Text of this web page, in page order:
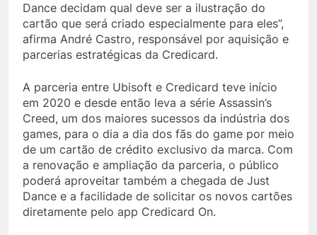
Dance decidam qual deve ser a ilustração do
cartão que será criado especialmente para eles”,
afirma André Castro, responsável por aquisição e
parcerias estratégicas da Credicard.
A parceria entre Ubisoft e Credicard teve início
em 2020 e desde então leva a série Assassin’s
Creed, um dos maiores sucessos da indústria dos
games, para o dia a dia dos fãs do game por meio
de um cartão de crédito exclusivo da marca. Com
a renovação e ampliação da parceria, o público
poderá aproveitar também a chegada de Just
Dance e a facilidade de solicitar os novos cartões
diretamente pelo app Credicard On.